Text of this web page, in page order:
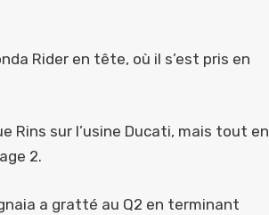
Rider en tête, où il s’est pris en
Rins sur l’usine Ducati, mais tout en
2.
a gratté au Q2 en terminant